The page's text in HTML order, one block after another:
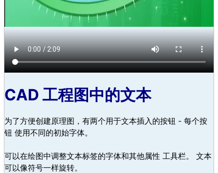
CAD 工程图中的文本
为了方便创建原理图，有两个用于文本插入的按钮 - 每个按
钮 使用不同的初始字体。
可以在绘图中调整文本标签的字体和其他属性 工具栏。 文本
可以像符号一样旋转。